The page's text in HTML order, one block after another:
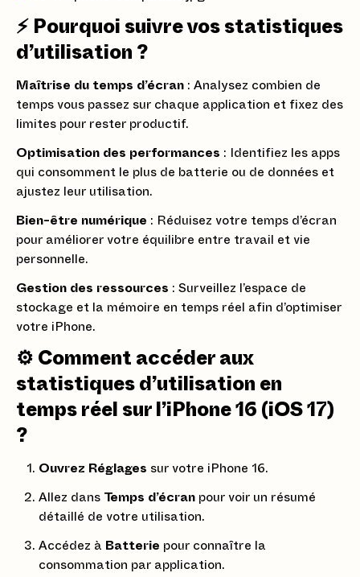
⚡ Pourquoi suivre vos statistiques
d’utilisation ?
Maîtrise du temps d’écran : Analysez combien de
temps vous passez sur chaque application et fixez des
limites pour rester productif.
Optimisation des performances : Identifiez les apps
qui consomment le plus de batterie ou de données et
ajustez leur utilisation.
Bien-être numérique : Réduisez votre temps d’écran
pour améliorer votre équilibre entre travail et vie
personnelle.
Gestion des ressources : Surveillez l’espace de
stockage et la mémoire en temps réel afin d’optimiser
votre iPhone.
⚙️ Comment accéder aux
statistiques d’utilisation en
temps réel sur l’iPhone 16 (iOS 17)
?
Ouvrez Réglages sur votre iPhone 16.
Allez dans Temps d’écran pour voir un résumé
détaillé de votre utilisation.
Accédez à Batterie pour connaître la
consommation par application.